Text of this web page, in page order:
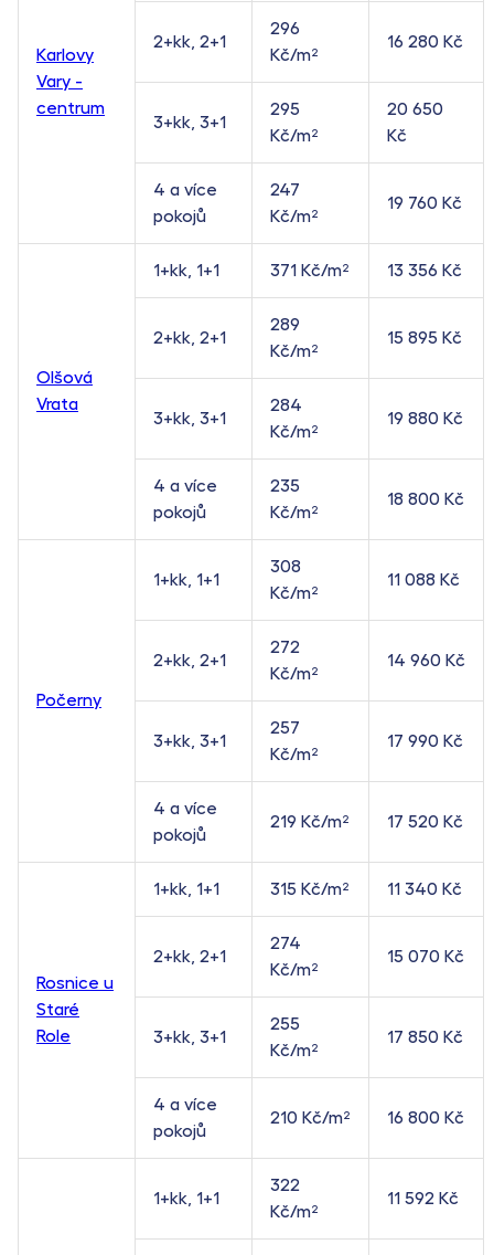
Karlovy
Vary -
centrum
2+kk, 2+1
296
Kč/m²
16 280 Kč
3+kk, 3+1
295
Kč/m²
20 650
Kč
4 a více
pokojů
247
Kč/m²
19 760 Kč
Olšová
Vrata
1+kk, 1+1 371 Kč/m² 13 356 Kč
2+kk, 2+1
289
Kč/m²
15 895 Kč
3+kk, 3+1
284
Kč/m²
19 880 Kč
4 a více
pokojů
235
Kč/m²
18 800 Kč
Počerny
1+kk, 1+1
308
Kč/m²
11 088 Kč
2+kk, 2+1
272
Kč/m²
14 960 Kč
3+kk, 3+1
257
Kč/m²
17 990 Kč
4 a více
pokojů
219 Kč/m² 17 520 Kč
Rosnice u
Staré
Role
1+kk, 1+1 315 Kč/m² 11 340 Kč
2+kk, 2+1
274
Kč/m²
15 070 Kč
3+kk, 3+1
255
Kč/m²
17 850 Kč
4 a více
pokojů
210 Kč/m² 16 800 Kč
1+kk, 1+1
322
Kč/m²
11 592 Kč